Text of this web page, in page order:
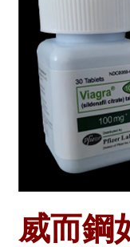
威而鋼